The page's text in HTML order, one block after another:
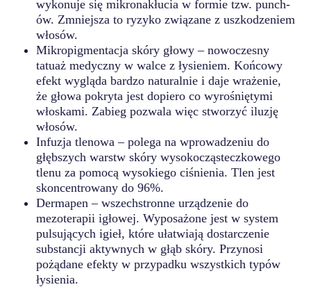
wykonuje się mikronakłucia w formie tzw. punch-
ów. Zmniejsza to ryzyko związane z uszkodzeniem
włosów.
Mikropigmentacja skóry głowy – nowoczesny
tatuaż medyczny w walce z łysieniem. Końcowy
efekt wygląda bardzo naturalnie i daje wrażenie,
że głowa pokryta jest dopiero co wyrośniętymi
włoskami. Zabieg pozwala więc stworzyć iluzję
włosów.
Infuzja tlenowa – polega na wprowadzeniu do
głębszych warstw skóry wysokocząsteczkowego
tlenu za pomocą wysokiego ciśnienia. Tlen jest
skoncentrowany do 96%.
Dermapen – wszechstronne urządzenie do
mezoterapii igłowej. Wyposażone jest w system
pulsujących igieł, które ułatwiają dostarczenie
substancji aktywnych w głąb skóry. Przynosi
pożądane efekty w przypadku wszystkich typów
łysienia.